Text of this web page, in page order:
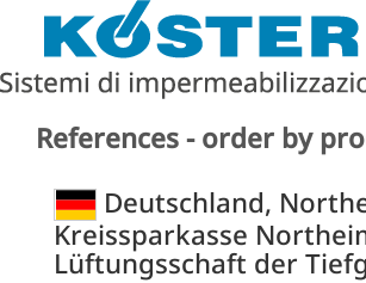
References - order by
Deutschland,
Kreissparkasse
Lüftungsschaft der